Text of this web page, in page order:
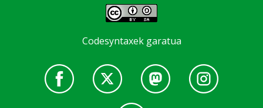
Codesyntaxek garatua